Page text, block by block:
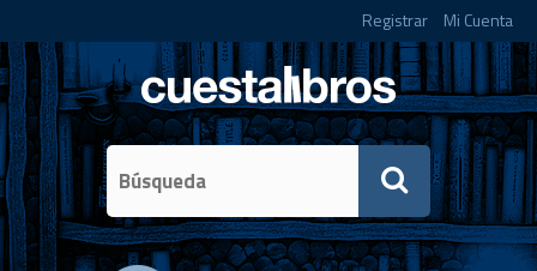
Registrar Mi Cuenta